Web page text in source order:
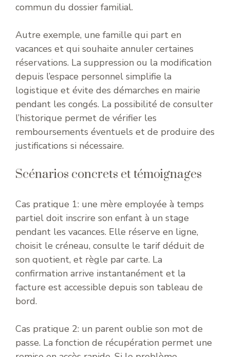
commun du dossier familial.
Autre exemple, une famille qui part en
vacances et qui souhaite annuler certaines
réservations. La suppression ou la modification
depuis l’espace personnel simplifie la
logistique et évite des démarches en mairie
pendant les congés. La possibilité de consulter
l’historique permet de vérifier les
remboursements éventuels et de produire des
justifications si nécessaire.
Scénarios concrets et témoignages
Cas pratique 1: une mère employée à temps
partiel doit inscrire son enfant à un stage
pendant les vacances. Elle réserve en ligne,
choisit le créneau, consulte le tarif déduit de
son quotient, et règle par carte. La
confirmation arrive instantanément et la
facture est accessible depuis son tableau de
bord.
Cas pratique 2: un parent oublie son mot de
passe. La fonction de récupération permet une